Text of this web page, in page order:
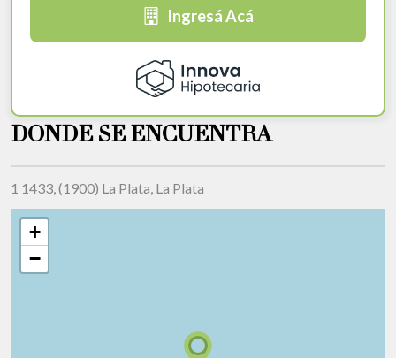
Ingresá Acá
DONDE SE ENCUENTRA
1 1433, (1900) La Plata, La Plata
+
−